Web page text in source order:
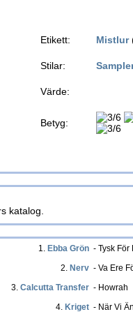
Etikett: Mistlur
Stilar:
Värde:
Betyg:
katalog.
1. Ebba Grön - Tysk För
2. Nerv - Va Ere
3. Calcutta Transfer - Howrah
4. Kriget - När Vi